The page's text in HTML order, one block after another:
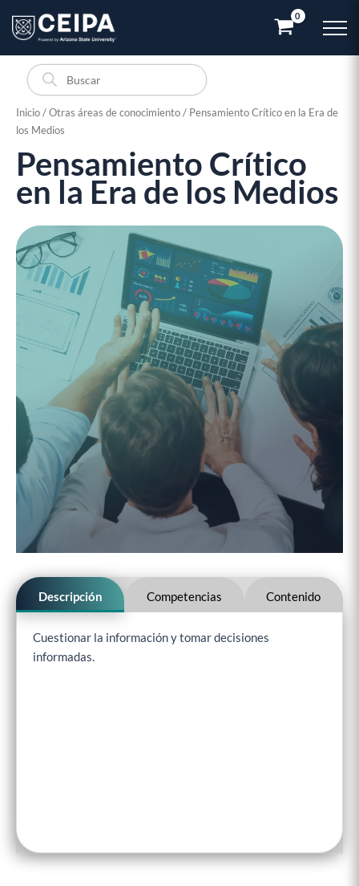
Búsqueda
de
productos
Inicio/Otras áreas de conocimiento/ Pensamiento Crítico en la Era de
los Medios
Pensamiento Crítico
en la Era de los Medios
Descripción Competencias Contenido
Cuestionar la información y tomar decisiones
informadas.
Pensamiento
Crítico
en
la
los
Medios
cantidad